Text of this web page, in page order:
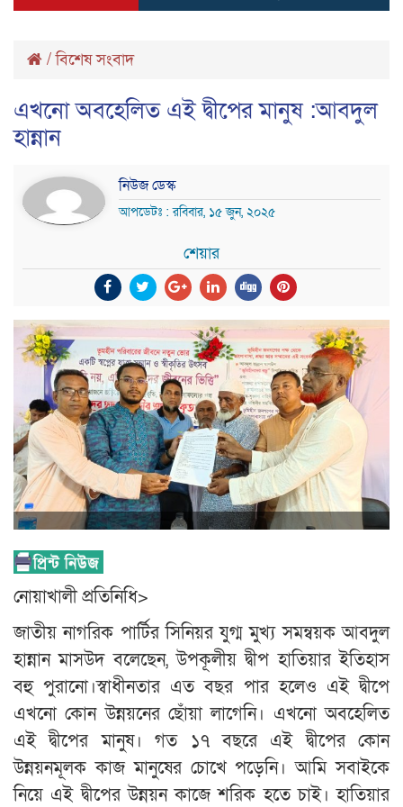
/বিশেষ সংবাদ
এখনো অবহেলিত এই দ্বীপের মানুষ :আবদুল
হান্নান
নিউজ ডেস্ক
আপডেটঃ : রবিবার, ১৫ জুন, ২০২৫
শেয়ার
নোয়াখালী প্রতিনিধি>
জাতীয় নাগরিক পার্টির সিনিয়র যুগ্ম মুখ্য সমন্বয়ক আবদুল
হান্নান মাসউদ বলেছেন, উপকূলীয় দ্বীপ হাতিয়ার ইতিহাস
বহু পুরানো।স্বাধীনতার এত বছর পার হলেও এই দ্বীপে
এখনো কোন উন্নয়নের ছোঁয়া লাগেনি। এখনো অবহেলিত
এই দ্বীপের মানুষ। গত ১৭ বছরে এই দ্বীপের কোন
উন্নয়নমূলক কাজ মানুষের চোখে পড়েনি। আমি সবাইকে
নিয়ে এই দ্বীপের উন্নয়ন কাজে শরিক হতে চাই। হাতিয়ার